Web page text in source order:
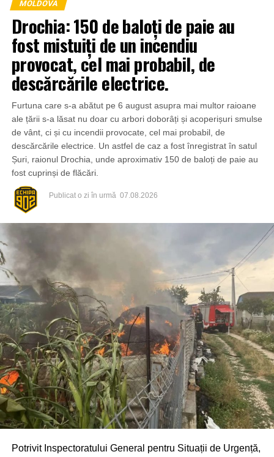
MOLDOVA
Drochia: 150 de baloți de paie au
fost mistuiți de un incendiu
provocat, cel mai probabil, de
descărcările electrice.
Furtuna care s-a abătut pe 6 august asupra mai multor raioane
ale țării s-a lăsat nu doar cu arbori doborâți și acoperișuri smulse
de vânt, ci și cu incendii provocate, cel mai probabil, de
descărcările electrice. Un astfel de caz a fost înregistrat în satul
Șuri, raionul Drochia, unde aproximativ 150 de baloți de paie au
fost cuprinși de flăcări.
Publicat o zi în urmă 07.08.2026
Potrivit Inspectoratului General pentru Situații de Urgență,